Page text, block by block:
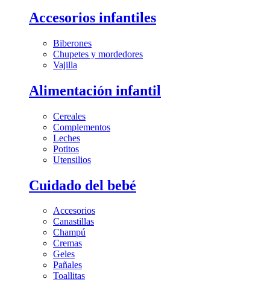
Accesorios infantiles
Biberones
Chupetes y mordedores
Vajilla
Alimentación infantil
Cereales
Complementos
Leches
Potitos
Utensilios
Cuidado del bebé
Accesorios
Canastillas
Champú
Cremas
Geles
Pañales
Toallitas